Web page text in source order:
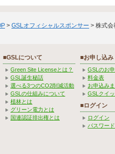
> GSLオフィシャルスポンサー > 株式
■GSLについて
Green Site Licenseとは？
GSL誕生秘話
選べる3つのCO2削減活動
GSLの仕組みについて
植林とは
グリーン電力とは
国連認証排出権とは
■お申し込み
GSLのお
料金表
お申込み
GSLクイ
■ログイン
ログイン
パスワー